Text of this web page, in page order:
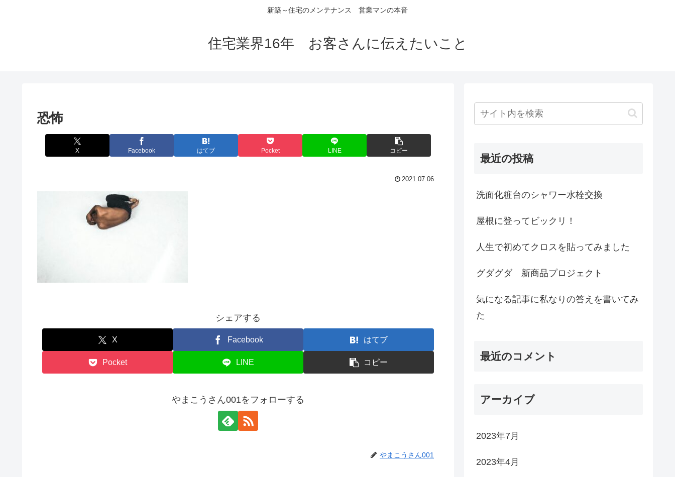
新築～住宅のメンテナンス 営業マンの本音
住宅業界16年 お客さんに伝えたいこと
恐怖
X Facebook はてブ Pocket LINE コピー
2021.07.06
シェアする
X Facebook はてブ
Pocket LINE コピー
やまこうさん001をフォローする
やまこうさん001
最近の投稿
洗面化粧台のシャワー水栓交換
屋根に登ってビックリ！
人生で初めてクロスを貼ってみました
グダグダ 新商品プロジェクト
気になる記事に私なりの答えを書いてみ
た
最近のコメント
アーカイブ
2023年7月
2023年4月